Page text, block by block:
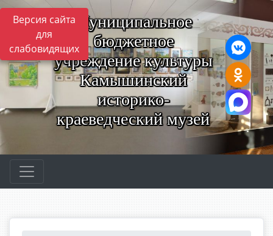
Версия сайта
для
слабовидящих
Муниципальное
бюджетное
учреждение культуры
Камышинский
историко-
краеведческий музей